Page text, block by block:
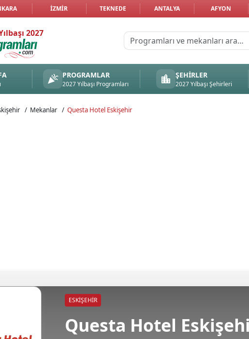
İZMIR TEKNEDE ANTALYA AFYON
2027
PROGRAMLAR
2027 Yılbaşı Programları
ŞEHIRLER
2027 Yılbaşı Şehirleri
Mekanlar Questa Hotel Eskişehir
ESKIŞEHIR
Questa Hotel